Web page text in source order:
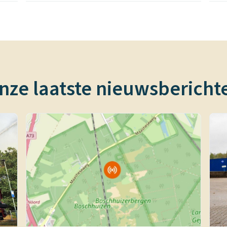
laatste